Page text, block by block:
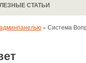
СТАТЬИ
» Система